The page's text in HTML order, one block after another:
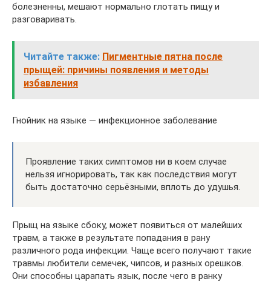
болезненны, мешают нормально глотать пищу и
разговаривать.
Читайте также: Пигментные пятна после
прыщей: причины появления и методы
избавления
Гнойник на языке — инфекционное заболевание
Проявление таких симптомов ни в коем случае
нельзя игнорировать, так как последствия могут
быть достаточно серьёзными, вплоть до удушья.
Прыщ на языке сбоку, может появиться от малейших
травм, а также в результате попадания в рану
различного рода инфекции. Чаще всего получают такие
травмы любители семечек, чипсов, и разных орешков.
Они способны царапать язык, после чего в ранку